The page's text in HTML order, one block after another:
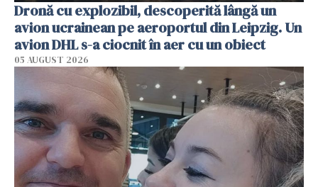
Dronă cu explozibil, descoperită lângă un
avion ucrainean pe aeroportul din Leipzig. Un
avion DHL s-a ciocnit în aer cu un obiect
05 AUGUST 2026